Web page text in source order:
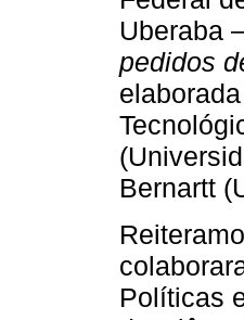
Uberaba
pedidos
Bernartt
Políticas